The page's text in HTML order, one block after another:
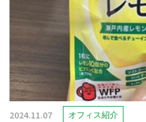
2024.11.07 オフィス紹介